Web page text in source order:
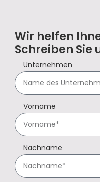
Wir helfen
Schreiben Sie
Unternehmen
Vorname
Nachname